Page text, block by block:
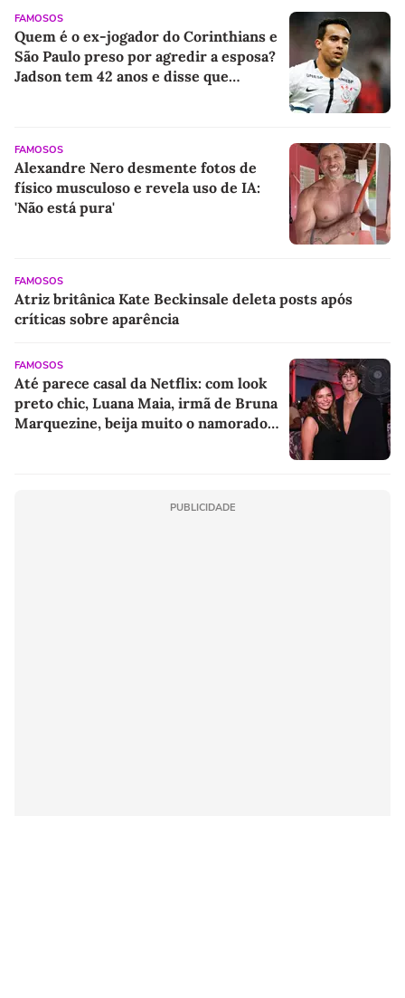
FAMOSOS
Quem é o ex-jogador do Corinthians e
São Paulo preso por agredir a esposa?
Jadson tem 42 anos e disse que
FAMOSOS
Alexandre Nero desmente fotos de
físico musculoso e revela uso de IA:
'Não está pura'
FAMOSOS
Atriz britânica Kate Beckinsale deleta posts após
críticas sobre aparência
FAMOSOS
Até parece casal da Netflix: com look
preto chic, Luana Maia, irmã de Bruna
Marquezine, beija muito o namorado
PUBLICIDADE